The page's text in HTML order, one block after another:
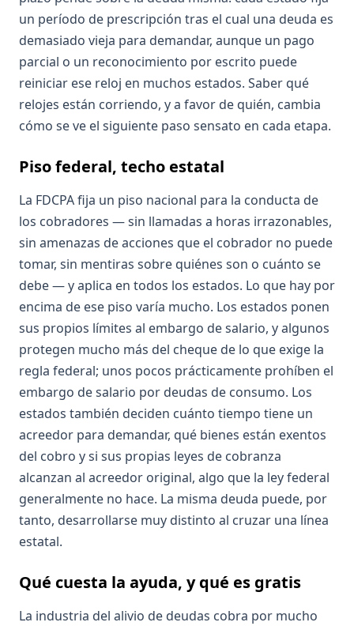
un período de prescripción tras el cual una deuda es
demasiado vieja para demandar, aunque un pago
parcial o un reconocimiento por escrito puede
reiniciar ese reloj en muchos estados. Saber qué
relojes están corriendo, y a favor de quién, cambia
cómo se ve el siguiente paso sensato en cada etapa.
Piso federal, techo estatal
La FDCPA fija un piso nacional para la conducta de
los cobradores — sin llamadas a horas irrazonables,
sin amenazas de acciones que el cobrador no puede
tomar, sin mentiras sobre quiénes son o cuánto se
debe — y aplica en todos los estados. Lo que hay por
encima de ese piso varía mucho. Los estados ponen
sus propios límites al embargo de salario, y algunos
protegen mucho más del cheque de lo que exige la
regla federal; unos pocos prácticamente prohíben el
embargo de salario por deudas de consumo. Los
estados también deciden cuánto tiempo tiene un
acreedor para demandar, qué bienes están exentos
del cobro y si sus propias leyes de cobranza
alcanzan al acreedor original, algo que la ley federal
generalmente no hace. La misma deuda puede, por
tanto, desarrollarse muy distinto al cruzar una línea
estatal.
Qué cuesta la ayuda, y qué es gratis
La industria del alivio de deudas cobra por mucho